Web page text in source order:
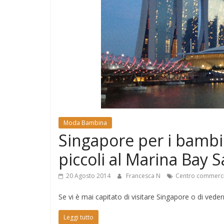
Moda Bambina
Singapore per i
piccoli al Marina Bay
20 Agosto 2014 Francesca N Centro
Se vi è mai capitato di visitare Singapore o di
Leggi tutto